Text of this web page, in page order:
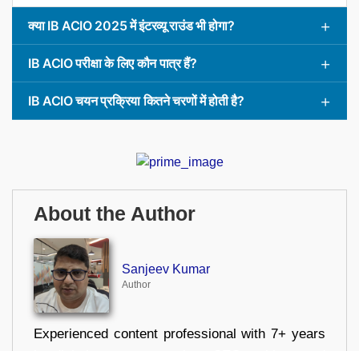
क्या IB ACIO 2025 में इंटरव्यू राउंड भी होगा?
IB ACIO परीक्षा के लिए कौन पात्र हैं?
IB ACIO चयन प्रक्रिया कितने चरणों में होती है?
About the Author
Sanjeev Kumar
Author
Experienced content professional with 7+ years